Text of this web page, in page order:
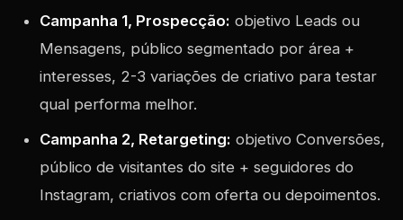
Campanha 1, Prospecção: objetivo Leads ou
Mensagens, público segmentado por área +
interesses, 2-3 variações de criativo para testar
qual performa melhor.
Campanha 2, Retargeting: objetivo Conversões,
público de visitantes do site + seguidores do
Instagram, criativos com oferta ou depoimentos.